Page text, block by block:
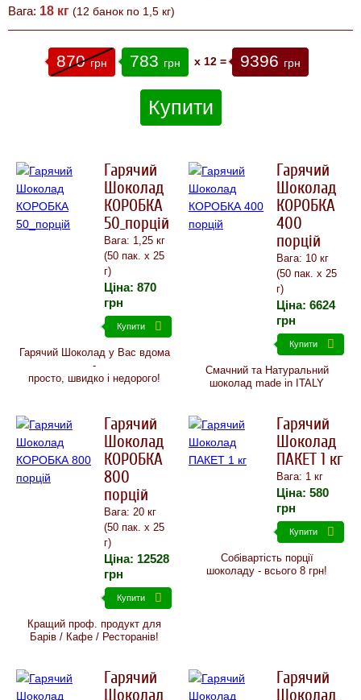
Вага: 18 кг (12 банок по 1,5 кг)
870грн 783 грн x 12= 9396 грн
Купити
Гарячий
Шоколад
КОРОБКА
50_порцій
Вага: 1,25 кг
(50 пак. х 25
г)
Ціна: 870
грн
Купити
Гарячий Шоколад у Вас вдома
-
просто, швидко і недорого!
Гарячий
Шоколад
КОРОБКА
400
порцій
Вага: 10 кг
(50 пак. х 25
г)
Ціна: 6624
грн
Купити
Смачний та Натуральний
шоколад made in ITALY
Гарячий
Шоколад
КОРОБКА
800
порцій
Вага: 20 кг
(50 пак. х 25
г)
Ціна: 12528
грн
Купити
Кращий проф. продукт для
Барів / Кафе / Ресторанів!
Гарячий
Шоколад
ПАКЕТ 1 кг
Вага: 1 кг
Ціна: 580
грн
Купити
Собівартість порції
шоколаду - всього 8 грн!
Гарячий
Шоколад
Гарячий
Шоколад